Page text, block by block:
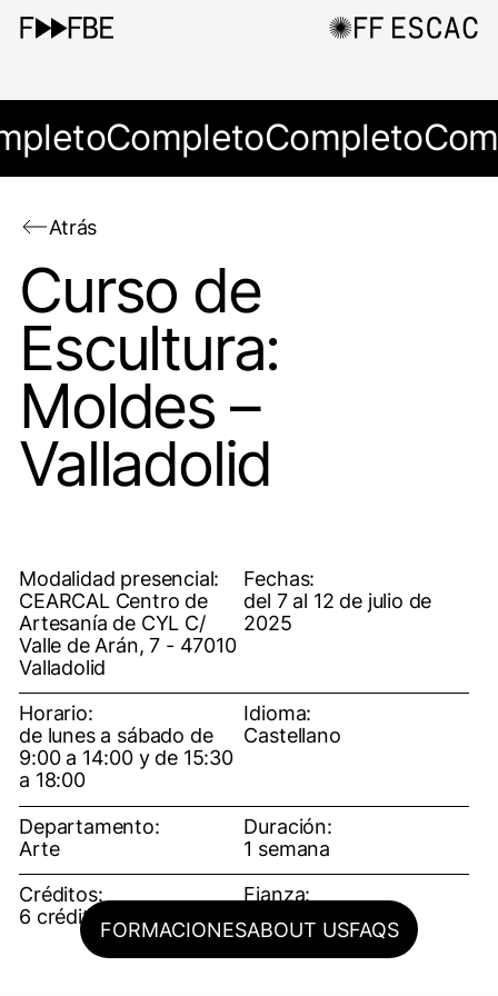
FORMACIONESABOUT USFAQS
CompletoCompleto
Atrás
Curso de
Escultura:
Moldes –
Valladolid
Modalidad presencial:
CEARCAL Centro de
Artesanía de CYL C/
Valle de Arán, 7 - 47010
Valladolid
Fechas:
del 7 al 12 de julio de
2025
Horario:
de lunes a sábado de
9:00 a 14:00 y de 15:30
a 18:00
Idioma:
Castellano
Departamento:
Arte
Duración:
1 semana
Créditos:
6 créditos ECTS
Fianza:
50€